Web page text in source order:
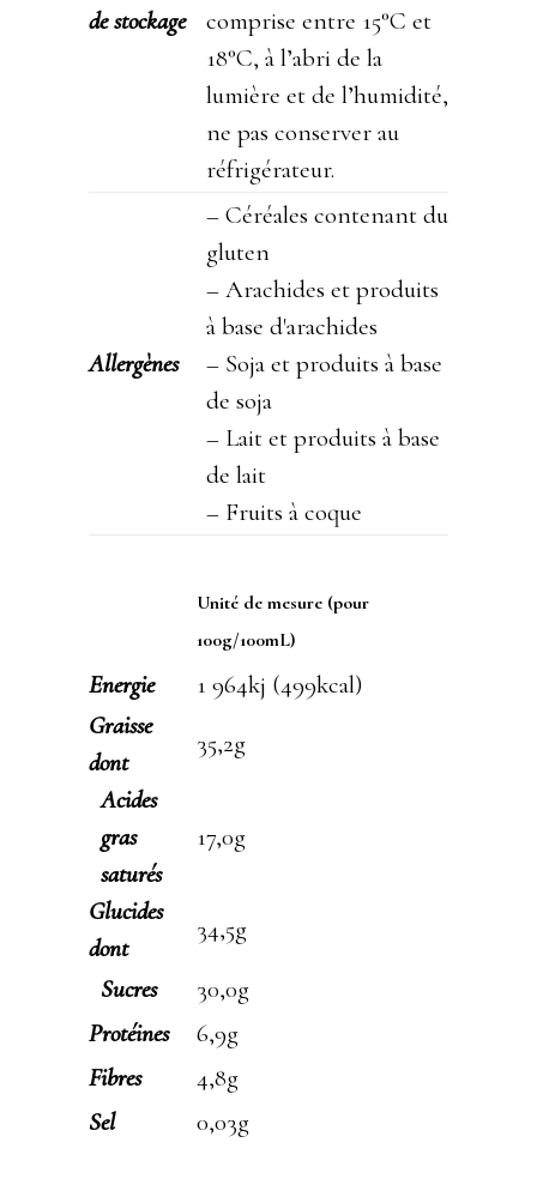
de stockage
comprise entre 15°C et
18°C, à l’abri de la
lumière et de l’humidité,
ne pas conserver au
réfrigérateur.
Allergènes
– Céréales contenant du
gluten
– Arachides et produits
à base d'arachides
– Soja et produits à base
de soja
– Lait et produits à base
de lait
– Fruits à coque
Unité de mesure (pour
100g/100mL)
Energie
1 964kj (499kcal)
Graisse
dont
35,2g
Acides
gras
saturés
17,0g
Glucides
dont
34,5g
Sucres
30,0g
Protéines
6,9g
Fibres
4,8g
Sel
0,03g